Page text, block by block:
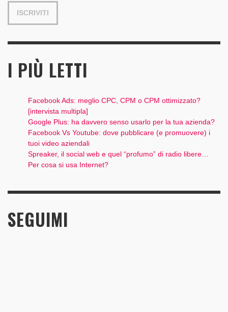
I PIÙ LETTI
Facebook Ads: meglio CPC, CPM o CPM ottimizzato?
[intervista multipla]
Google Plus: ha davvero senso usarlo per la tua azienda?
Facebook Vs Youtube: dove pubblicare (e promuovere) i
tuoi video aziendali
Spreaker, il social web e quel “profumo” di radio libere…
Per cosa si usa Internet?
SEGUIMI